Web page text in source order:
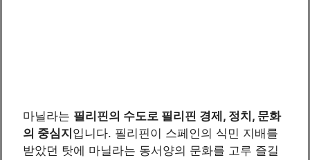
마닐라는 필리핀의 수도로 필리핀 경제, 정치, 문화
의 중심지입니다. 필리핀이 스페인의 식민 지배를
받았던 탓에 마닐라는 동서양의 문화를 고루 즐길